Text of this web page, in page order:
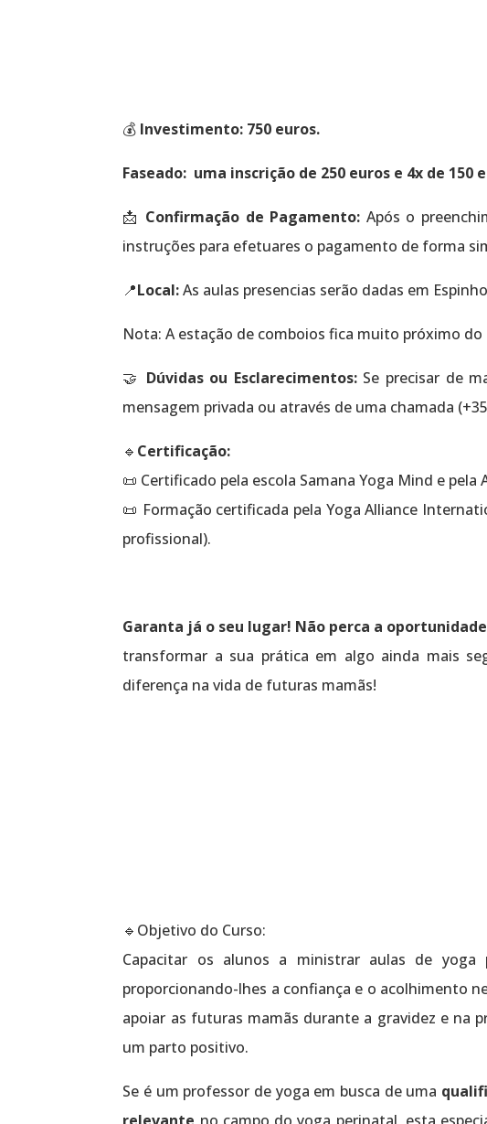
💰 Investimento: 750 euros.
Faseado: uma inscrição de 250 euros e 4x de 150
📩 Confirmação de Pagamento: Após o
instruções para efetuares o pagamento de forma
📍Local: As aulas presencias serão dadas em
Nota: A estação de comboios fica muito próximo do
🤝 Dúvidas ou Esclarecimentos: Se precisar de
mensagem privada ou através de uma chamada
🔹 Certificação:
📜 Certificado pela escola Samana Yoga Mind e pela
📜 Formação certificada pela Yoga Alliance
profissional).
Garanta já o seu lugar! Não perca a
transformar a sua prática em algo ainda mais
diferença na vida de futuras mamãs!
🔹Objetivo do Curso:
Capacitar os alunos a ministrar aulas de yoga
proporcionando-lhes a confiança e o acolhimento
apoiar as futuras mamãs durante a gravidez e na
um parto positivo.
Se é um professor de yoga em busca de uma